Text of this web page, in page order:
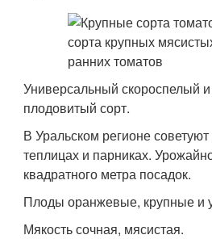
Универсальный скороспелый
плодовитый сорт.
В Уральском регионе
теплицах и парниках.
квадратного метра посадок.
Плоды оранжевые, крупные и
Мякость сочная, мясистая.